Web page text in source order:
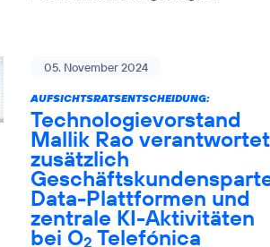
05. November 2024
AUFSICHTSRATSENTSCHEIDUNG:
Technologievorstand
Mallik Rao verantwortet
zusätzlich
Data-Plattformen und
zentrale KI-Aktivitäten
bei O2 Telefónica